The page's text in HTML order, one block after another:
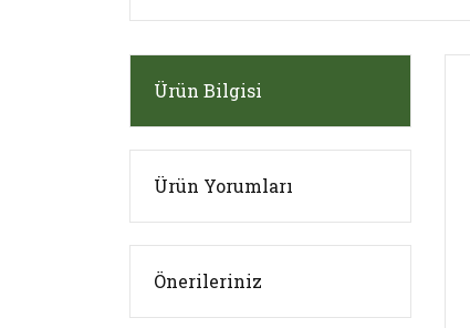
Ürün Bilgisi
Ürün Yorumları
Önerileriniz